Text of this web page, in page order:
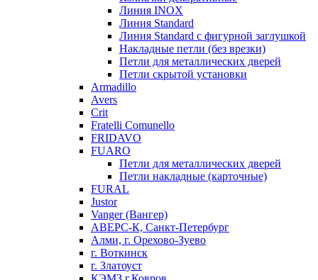
Линия INOX
Линия Standard
Линия Standard с фигурной заглушкой
Накладные петли (без врезки)
Петли для металлических дверей
Петли скрытой установки
Armadillo
Avers
Crit
Fratelli Comunello
FRIDAVO
FUARO
Петли для металлических дверей
Петли накладные (карточные)
FURAL
Justor
Vanger (Вангер)
АВЕРС-К, Санкт-Петербург
Алми, г. Орехово-Зуево
г. Воткинск
г. Златоуст